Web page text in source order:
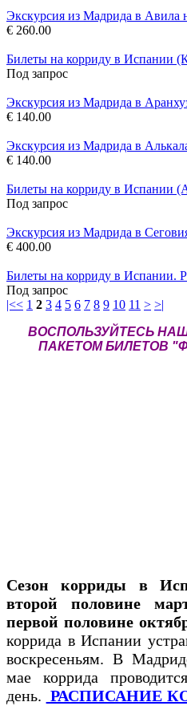
Экскурсия из Мадрида в Авила
€ 260.00
Билеты на корриду в Испании
Под запрос
Экскурсия из Мадрида в
€ 140.00
Экскурсия из Мадрида в
€ 140.00
Билеты на корриду в Испании
Под запрос
Экскурсия из Мадрида в
€ 400.00
Билеты на корриду в Испании.
Под запрос
|<< 1 2 3 4 5 6 7 8 9 10 11 > >|
ВОСПОЛЬЗУЙТЕСЬ
ПАКЕТОМ БИЛЕТОВ
Сезон корриды в
второй половине
первой половине
коррида в Испании
воскресеньям. В
мае коррида
день. РАСПИСАНИЕ